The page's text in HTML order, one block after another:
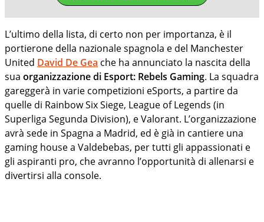
L’ultimo della lista, di certo non per importanza, è il
portierone della nazionale spagnola e del Manchester
United David De Gea che ha annunciato la nascita della
sua organizzazione di Esport: Rebels Gaming. La squadra
gareggerà in varie competizioni eSports, a partire da
quelle di Rainbow Six Siege, League of Legends (in
Superliga Segunda Division), e Valorant. L’organizzazione
avrà sede in Spagna a Madrid, ed è già in cantiere una
gaming house a Valdebebas, per tutti gli appassionati e
gli aspiranti pro, che avranno l’opportunità di allenarsi e
divertirsi alla console.